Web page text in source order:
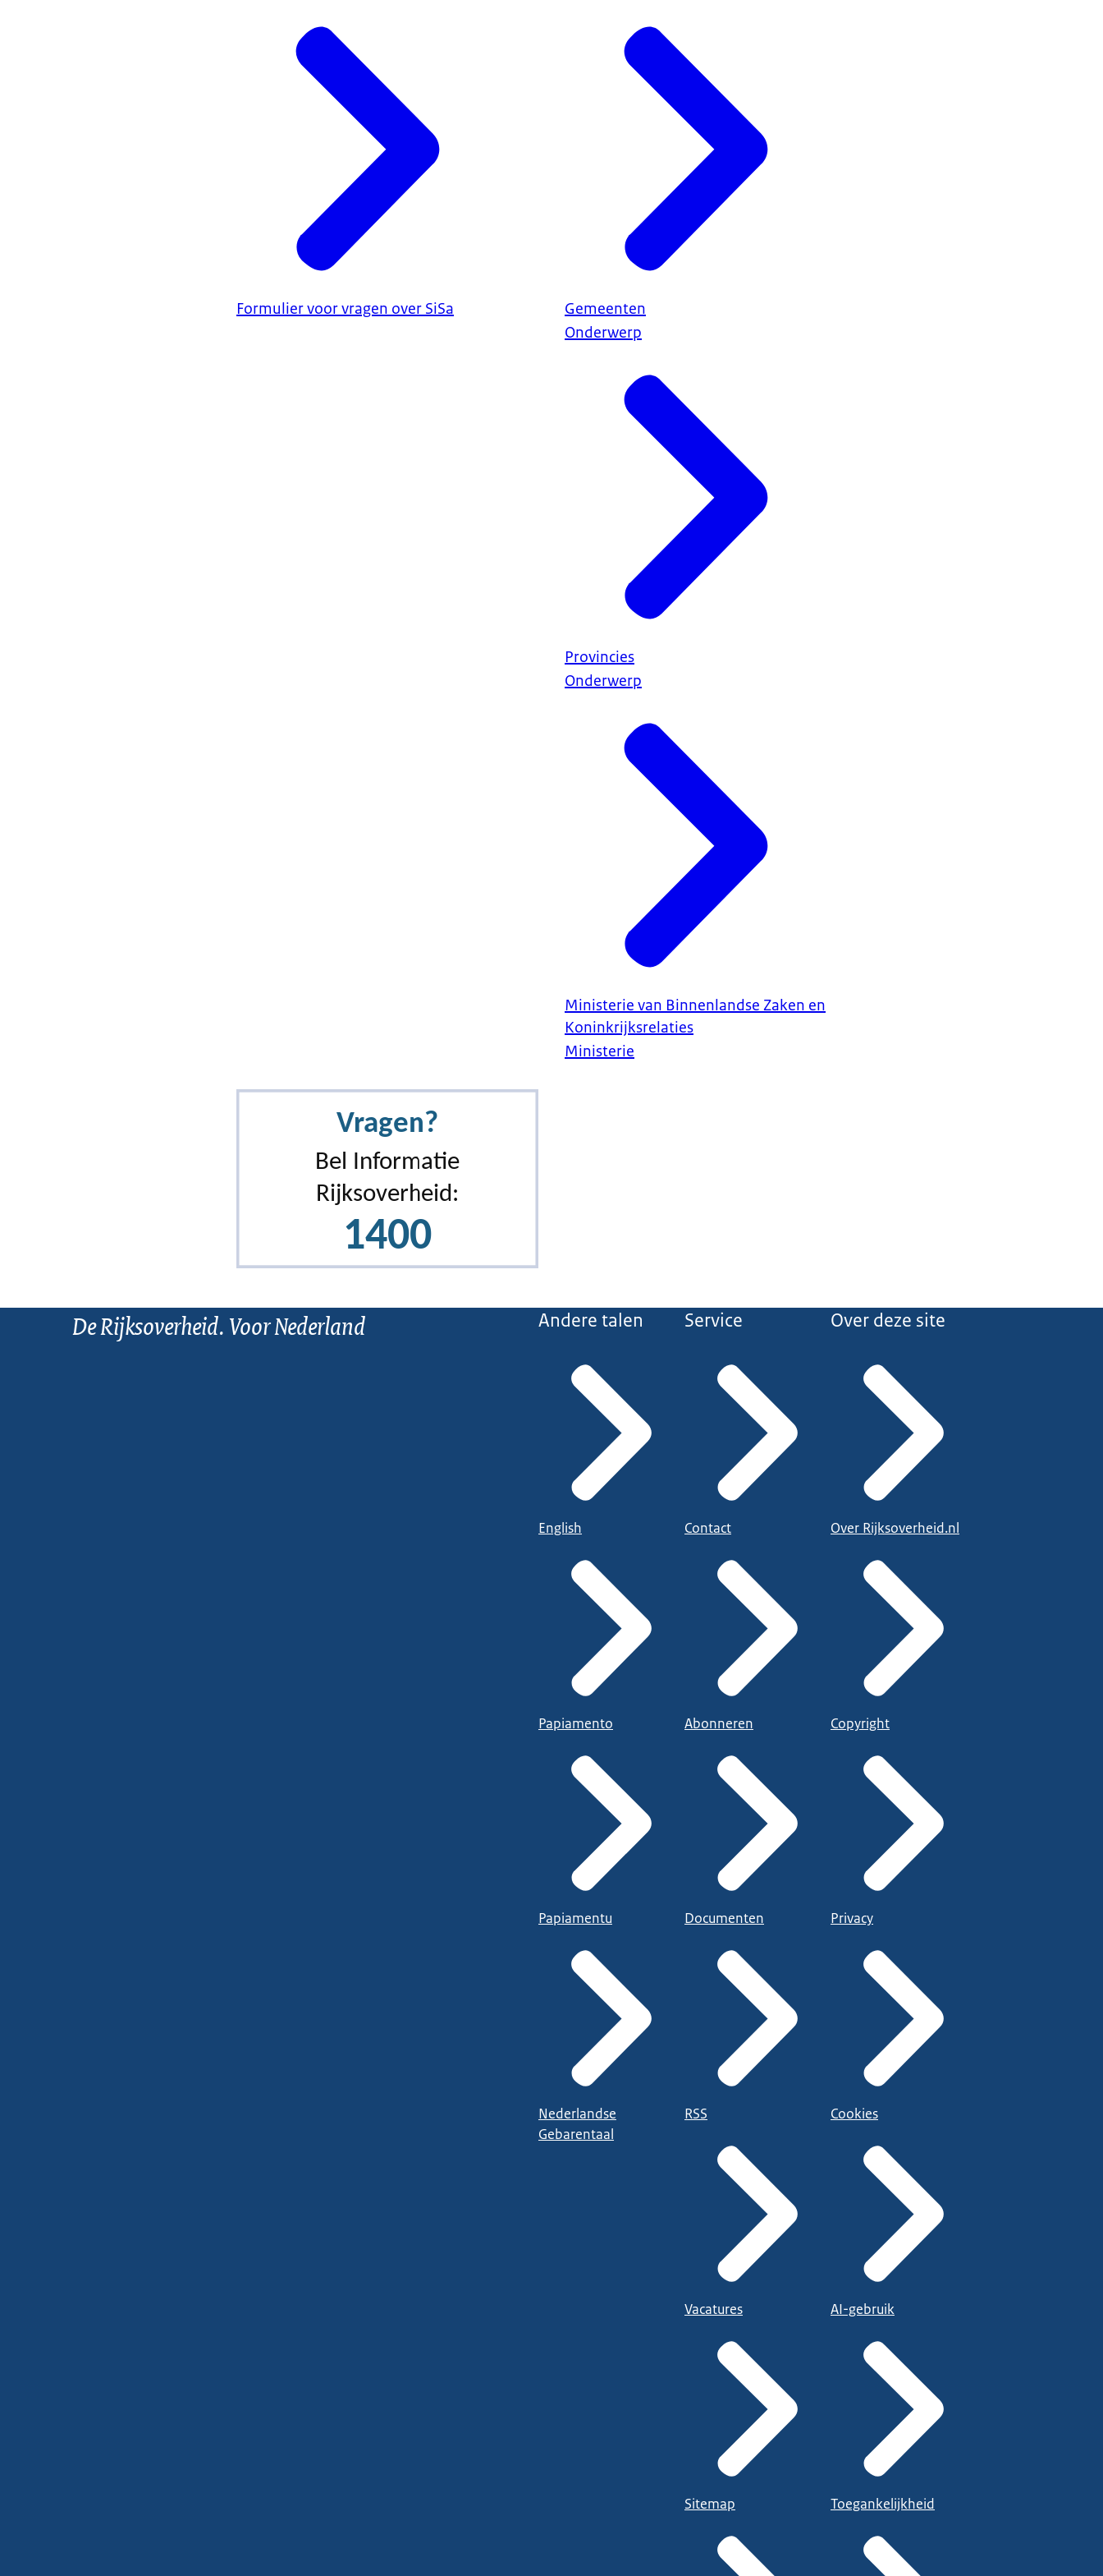
Formulier voor vragen over SiSa
Gemeenten
Onderwerp
Provincies
Onderwerp
Ministerie van Binnenlandse Zaken en
Koninkrijksrelaties
Ministerie
De Rijksoverheid. Voor Nederland Andere talen
English
Papiamento
Papiamentu
Nederlandse
Gebarentaal
Service
Contact
Abonneren
Documenten
RSS
Vacatures
Sitemap
Over deze site
Over Rijksoverheid.nl
Copyright
Privacy
Cookies
AI-gebruik
Toegankelijkheid